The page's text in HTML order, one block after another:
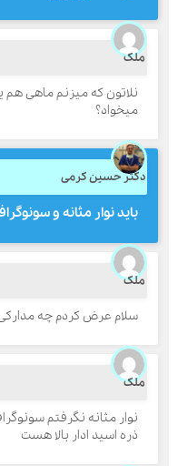
نلاتون که میزنم ماهی هم یه
میخواد؟
دکتر حسین کرمی
باید نوار مثانه و سونوگرافی
سلام عرض کردم چه مدارکی
نوار مثانه نگرفتم
ذره اسید ادار بالا هست